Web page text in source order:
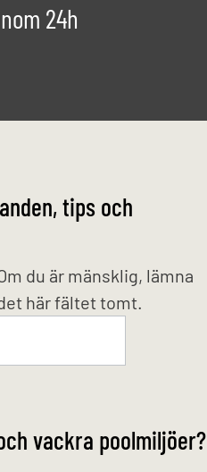
24h
tips och
du är mänsklig, lämna
här fältet tomt.
vackra poolmiljöer?